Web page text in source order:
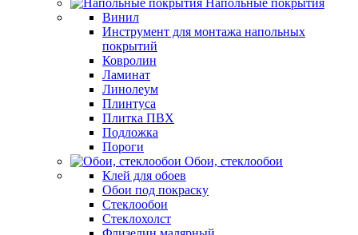
Напольные покрытия
Винил
Инструмент для монтажа напольных
покрытий
Ковролин
Ламинат
Линолеум
Плинтуса
Плитка ПВХ
Подложка
Пороги
Обои, стеклообои
Клей для обоев
Обои под покраску
Стеклообои
Стеклохолст